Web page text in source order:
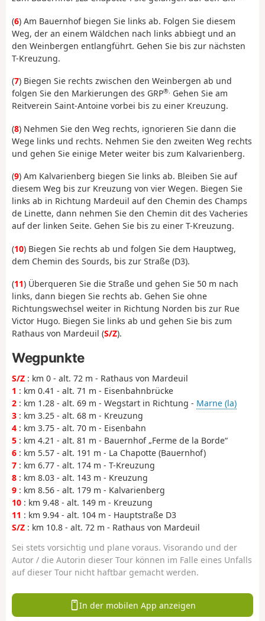
(6) Am Bauernhof biegen Sie links ab. Folgen Sie diesem
Weg, der an einem Wäldchen nach links abbiegt und an
den Weinbergen entlangführt. Gehen Sie bis zur nächsten
T-Kreuzung.
(7) Biegen Sie rechts zwischen den Weinbergen ab und
folgen Sie den Markierungen des GRP®. Gehen Sie am
Reitverein Saint-Antoine vorbei bis zu einer Kreuzung.
(8) Nehmen Sie den Weg rechts, ignorieren Sie dann die
Wege links und rechts. Nehmen Sie den zweiten Weg rechts
und gehen Sie einige Meter weiter bis zum Kalvarienberg.
(9) Am Kalvarienberg biegen Sie links ab. Bleiben Sie auf
diesem Weg bis zur Kreuzung von vier Wegen. Biegen Sie
links ab in Richtung Mardeuil auf den Chemin des Champs
de Linette, dann nehmen Sie den Chemin dit des Vacheries
auf der linken Seite. Gehen Sie bis zu einer T-Kreuzung.
(10) Biegen Sie rechts ab und folgen Sie dem Hauptweg,
dem Chemin des Sourds, bis zur Straße (D3).
(11) Überqueren Sie die Straße und gehen Sie 50 m nach
links, dann biegen Sie rechts ab. Gehen Sie ohne
Richtungswechsel weiter in Richtung Norden bis zur Rue
Victor Hugo. Biegen Sie links ab und gehen Sie bis zum
Rathaus von Mardeuil (S/Z).
Wegpunkte
S/Z : km 0 - alt. 72 m - Rathaus von Mardeuil
1 : km 0.41 - alt. 71 m - Eisenbahnbrücke
2 : km 1.28 - alt. 69 m - Wegstart in Richtung - Marne (la)
3 : km 3.25 - alt. 68 m - Kreuzung
4 : km 3.75 - alt. 70 m - Eisenbahn
5 : km 4.21 - alt. 81 m - Bauernhof „Ferme de la Borde“
6 : km 5.57 - alt. 191 m - La Chapotte (Bauernhof)
7 : km 6.77 - alt. 174 m - T-Kreuzung
8 : km 8.03 - alt. 143 m - Kreuzung
9 : km 8.56 - alt. 179 m - Kalvarienberg
10 : km 9.48 - alt. 149 m - Kreuzung
11 : km 9.94 - alt. 104 m - Hauptstraße D3
S/Z : km 10.8 - alt. 72 m - Rathaus von Mardeuil
Sei stets vorsichtig und plane voraus. Visorando und der
Autor / die Autorin dieser Tour können im Falle eines Unfalls
auf dieser Tour nicht haftbar gemacht werden.
In der mobilen App anzeigen